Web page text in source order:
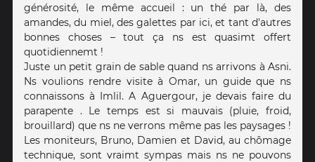
générosité, le même accueil : un thé par là, des
amandes, du miel, des galettes par ici, et tant d'autres
bonnes choses – tout ça ns est quasimt offert
quotidiennemt !
Juste un petit grain de sable quand ns arrivons à Asni.
Ns voulions rendre visite à Omar, un guide que ns
connaissons à Imlil. A Aguergour, je devais faire du
parapente . Le temps est si mauvais (pluie, froid,
brouillard) que ns ne verrons même pas les paysages !
Les moniteurs, Bruno, Damien et David, au chômage
technique, sont vraimt sympas mais ns ne pouvons